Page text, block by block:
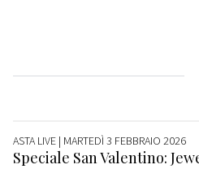
ASTA LIVE | MARTEDÌ 3 FEBBRAIO 2026
Speciale San Valentino: